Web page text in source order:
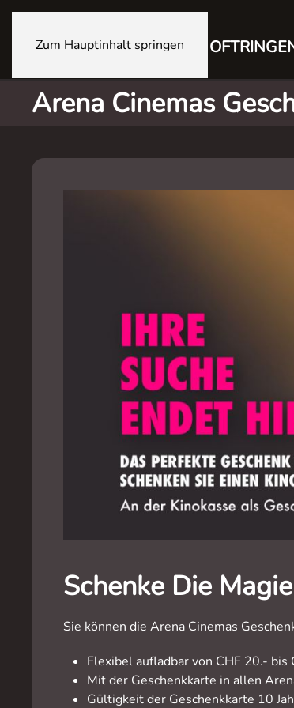
Zum Hauptinhalt springen
Arena Cinemas
Schenke Die
Sie können die Arena Cinemas
Flexibel aufladbar von CHF 20.-
Mit der Geschenkkarte in allen
Gültigkeit der Geschenkkarte 10